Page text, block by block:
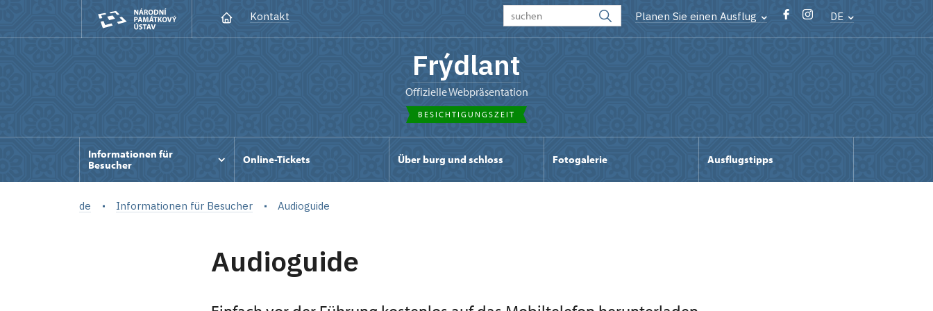
Kontakt Planen Sie einen Ausflug DE
Frýdlant
offizielle Webpräsentation
BESICHTIGUNGSZEIT
Informationen für
Besucher
Online-Tickets Über burg und schloss Fotogalerie Ausflugstipps
de Informationen für Besucher Audioguide
Audioguide